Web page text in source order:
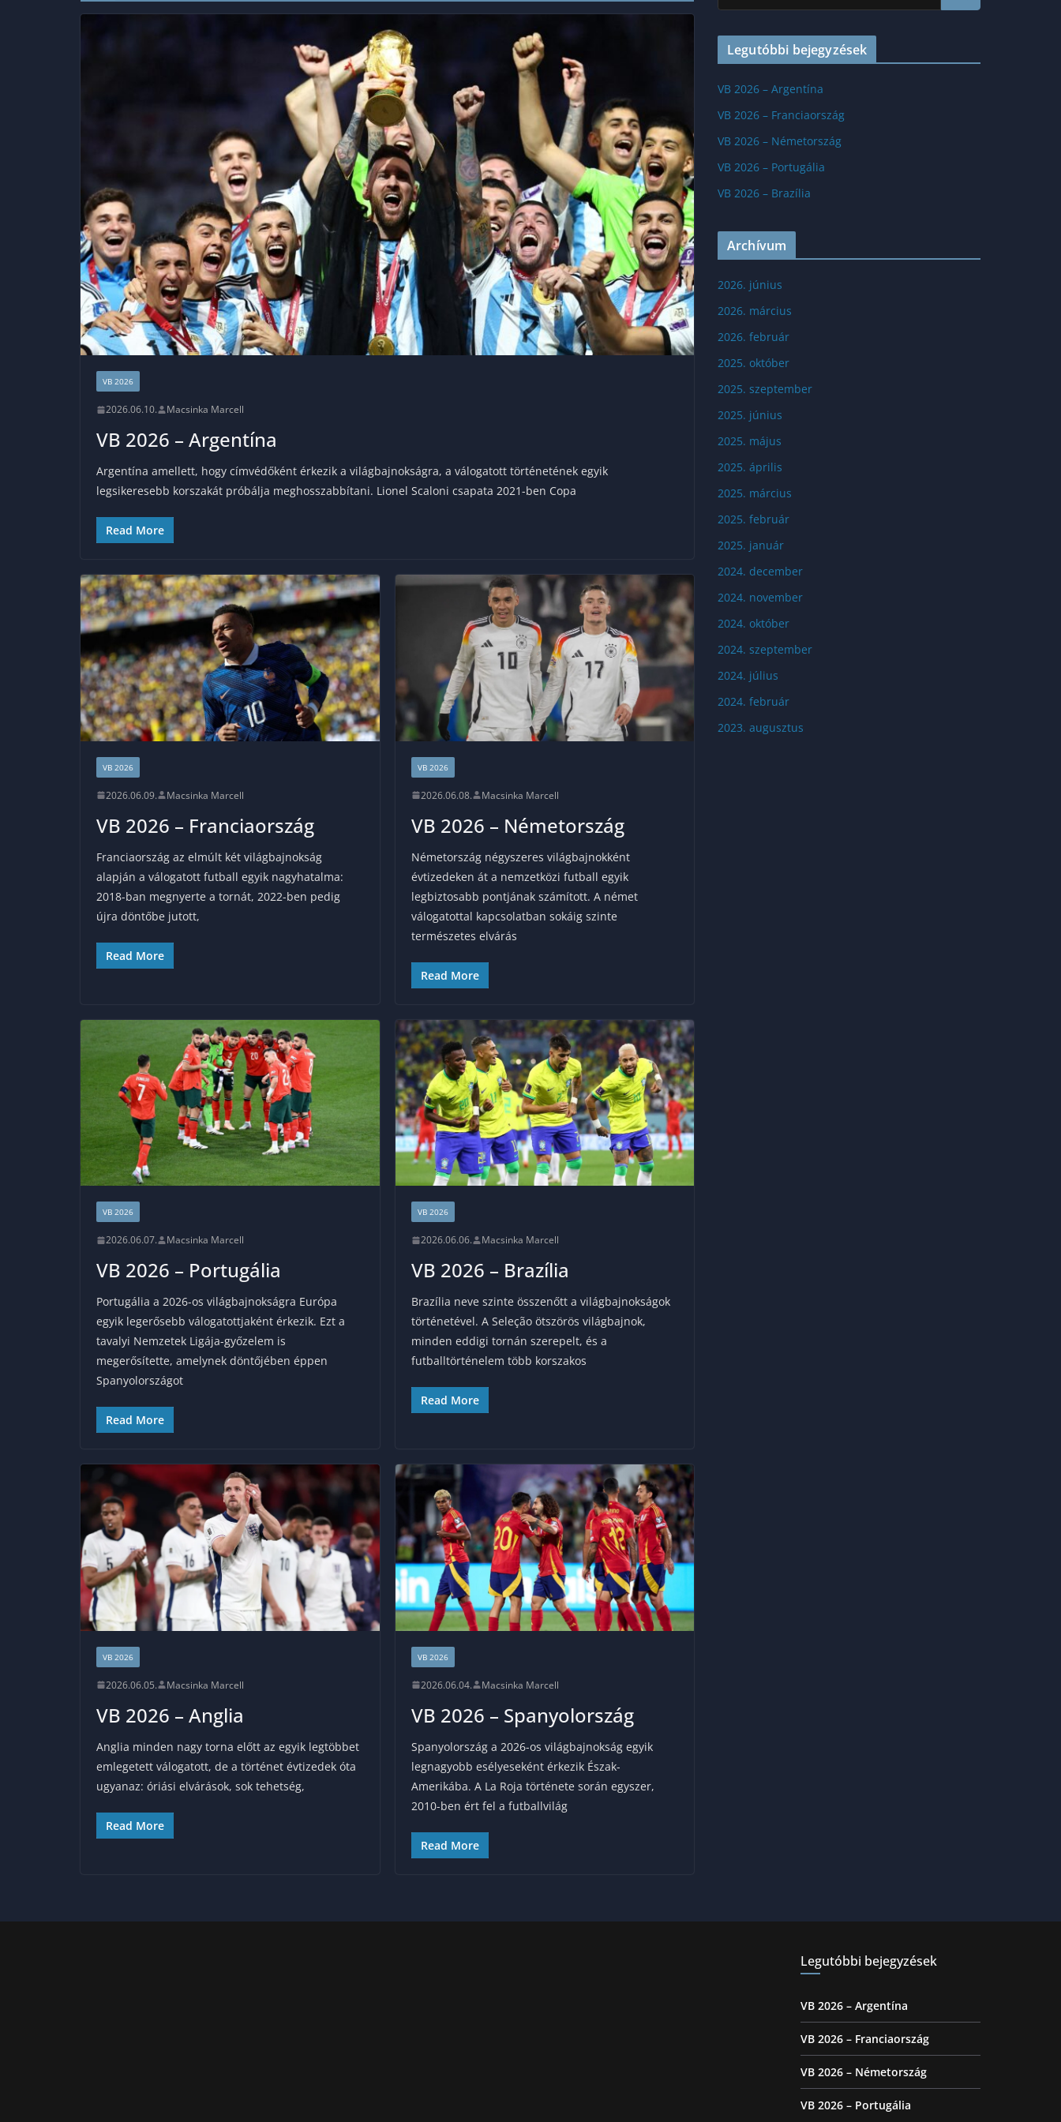
VB 2026
2026.06.10. Macsinka Marcell
VB 2026 – Argentína
Argentína amellett, hogy címvédőként érkezik a világbajnokságra, a válogatott történetének egyik
legsikeresebb korszakát próbálja meghosszabbítani. Lionel Scaloni csapata 2021-ben Copa
Read More
VB 2026
2026.06.09. Macsinka Marcell
VB 2026 – Franciaország
Franciaország az elmúlt két világbajnokság
alapján a válogatott futball egyik nagyhatalma:
2018-ban megnyerte a tornát, 2022-ben pedig
újra döntőbe jutott,
Read More
VB 2026
2026.06.08. Macsinka Marcell
VB 2026 – Németország
Németország négyszeres világbajnokként
évtizedeken át a nemzetközi futball egyik
legbiztosabb pontjának számított. A német
válogatottal kapcsolatban sokáig szinte
természetes elvárás
Read More
VB 2026
2026.06.07. Macsinka Marcell
VB 2026 – Portugália
Portugália a 2026-os világbajnokságra Európa
egyik legerősebb válogatottjaként érkezik. Ezt a
tavalyi Nemzetek Ligája-győzelem is
megerősítette, amelynek döntőjében éppen
Spanyolországot
Read More
VB 2026
2026.06.06. Macsinka Marcell
VB 2026 – Brazília
Brazília neve szinte összenőtt a világbajnokságok
történetével. A Seleção ötszörös világbajnok,
minden eddigi tornán szerepelt, és a
futballtörténelem több korszakos
Read More
VB 2026
2026.06.05. Macsinka Marcell
VB 2026 – Anglia
Anglia minden nagy torna előtt az egyik legtöbbet
emlegetett válogatott, de a történet évtizedek óta
ugyanaz: óriási elvárások, sok tehetség,
Read More
VB 2026
2026.06.04. Macsinka Marcell
VB 2026 – Spanyolország
Spanyolország a 2026-os világbajnokság egyik
legnagyobb esélyeseként érkezik Észak-
Amerikába. A La Roja története során egyszer,
2010-ben ért fel a futballvilág
Read More
Legutóbbi bejegyzések
VB 2026 – Argentína
VB 2026 – Franciaország
VB 2026 – Németország
VB 2026 – Portugália
VB 2026 – Brazília
Archívum
2026. június
2026. március
2026. február
2025. október
2025. szeptember
2025. június
2025. május
2025. április
2025. március
2025. február
2025. január
2024. december
2024. november
2024. október
2024. szeptember
2024. július
2024. február
2023. augusztus
Legutóbbi bejegyzések
VB 2026 – Argentína
VB 2026 – Franciaország
VB 2026 – Németország
VB 2026 – Portugália